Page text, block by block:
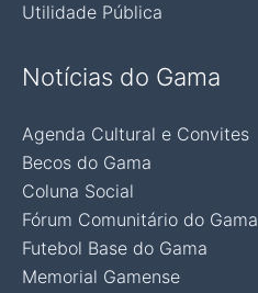
Utilidade Pública
Notícias do Gama
Agenda Cultural e Convites
Becos do Gama
Coluna Social
Fórum Comunitário do Gama
Futebol Base do Gama
Memorial Gamense